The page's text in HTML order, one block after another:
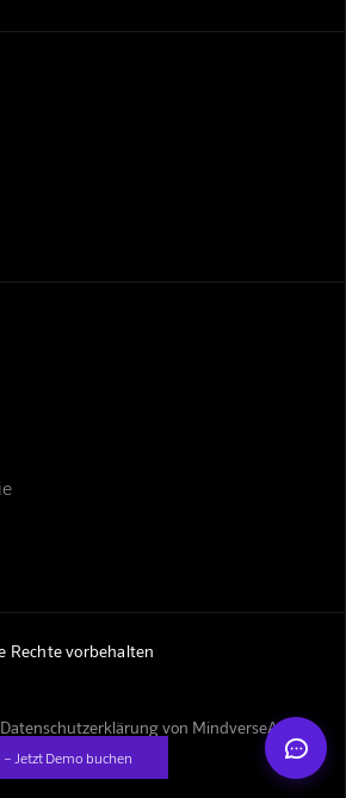
Jetzt Demo buchen
Mindverse
Rechte vorbehalten
Datenschutzerklärung von MindverseAGBs